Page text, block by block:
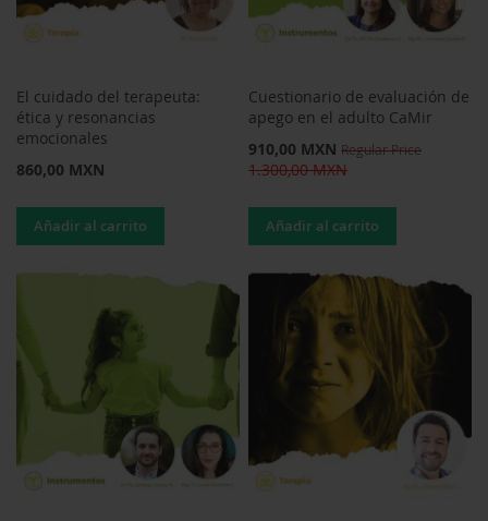
El cuidado del terapeuta:
ética y resonancias
emocionales
860,00 MXN
Añadir al carrito
Cuestionario de evaluación de
apego en el adulto CaMir
Special
Price
910,00 MXN Regular Price
1.300,00 MXN
Añadir al carrito